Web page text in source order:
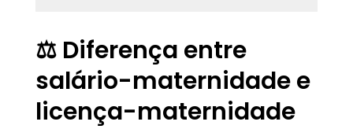
⚖️ Diferença entre
salário-maternidade e
licença-maternidade